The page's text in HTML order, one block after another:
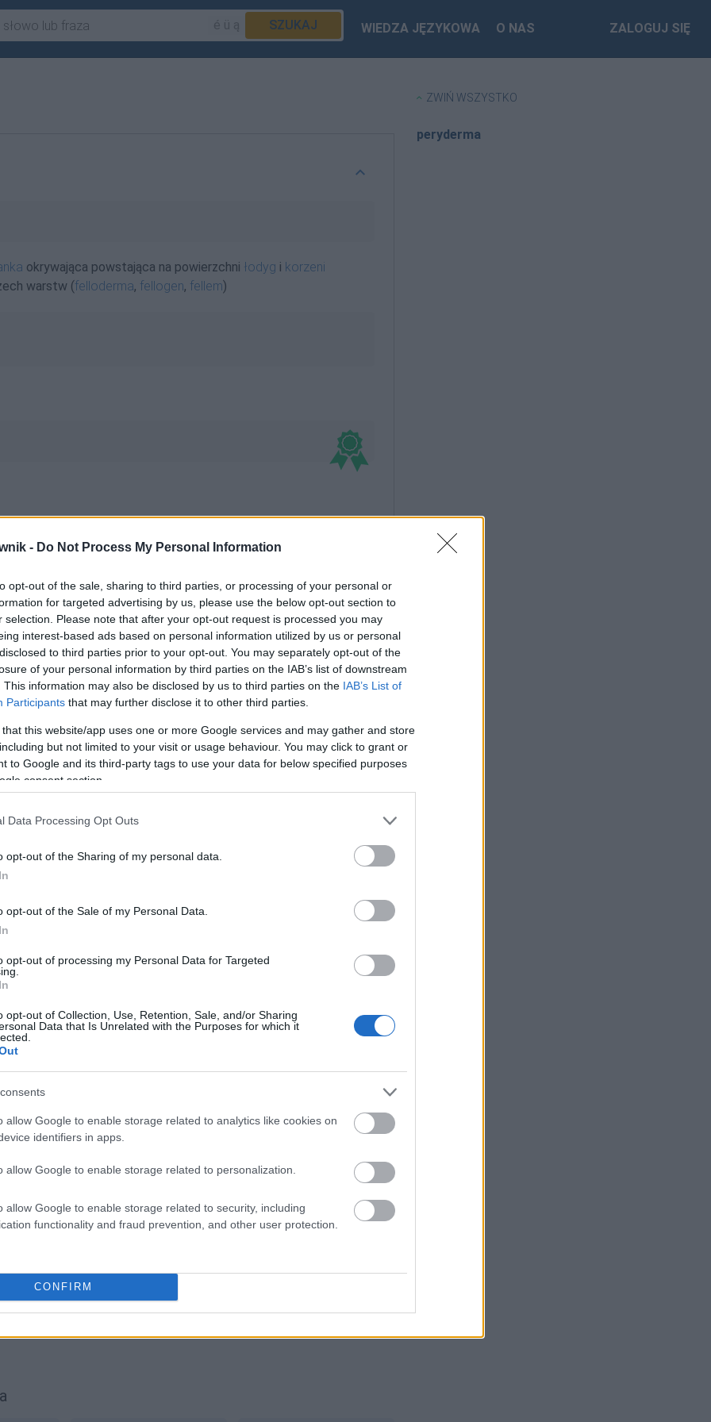
- Do Not Process My Personal Information
opt-out of the sale, sharing to third parties, or processing of your personal or
for targeted advertising by us, please use the below opt-out section to
selection. Please note that after your opt-out request is processed you may
interest-based ads based on personal information utilized by us or personal
to third parties prior to your opt-out. You may separately opt-out of the
of your personal information by third parties on the IAB’s list of downstream
This information may also be disclosed by us to third parties on the IAB’s List of
Participants that may further disclose it to other third parties.
that this website/app uses one or more Google services and may gather and store
but not limited to your visit or usage behaviour. You may click to grant or
to Google and its third-party tags to use your data for below specified purposes
consent section.
Data Processing Opt Outs
opt-out of the Sharing of my personal data.
opt-out of the Sale of my Personal Data.
opt-out of processing my Personal Data for Targeted
opt-out of Collection, Use, Retention, Sale, and/or Sharing
Data that Is Unrelated with the Purposes for which it
allow Google to enable storage related to analytics like cookies on
identifiers in apps.
allow Google to enable storage related to personalization.
allow Google to enable storage related to security, including
functionality and fraud prevention, and other user protection.
CONFIRM
SZUKAJ WIEDZA JĘZYKOWA O NAS ZALOGUJ SIĘ
okrywająca powstająca na powierzchni łodyg i korzeni
warstw (felloderma, fellogen, fellem)
perydermami; perydermę; perydermie; perydermo;
Brakuje czegoś w haśle?
abonenci Dobrego słownika.
SPRAWDŹ
?
Pac pałaca
ZWIŃ WSZYSTKO
peryderma